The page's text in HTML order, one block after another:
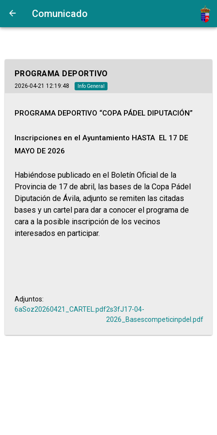
Comunicado
PROGRAMA DEPORTIVO
2026-04-21 12:19:48 Info General
PROGRAMA DEPORTIVO “COPA PÁDEL DIPUTACIÓN”
Inscripciones en el Ayuntamiento HASTA EL 17 DE
MAYO DE 2026
Habiéndose publicado en el Boletín Oficial de la
Provincia de 17 de abril, las bases de la Copa Pádel
Diputación de Ávila, adjunto se remiten las citadas
bases y un cartel para dar a conocer el programa de
cara a la posible inscripción de los vecinos
interesados en participar.
Adjuntos:
6aSoz20260421_CARTEL.pdf2s3fJ17-04-
2026_Basescompeticinpdel.pdf